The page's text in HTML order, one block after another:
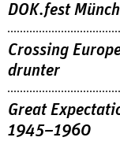
DOK.fest
Crossing
drunter
Great
1945–1960